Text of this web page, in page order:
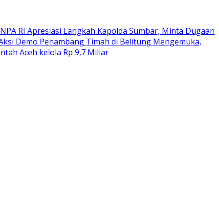
RI Apresiasi Langkah Kapolda Sumbar, Minta Dugaan
Demo Penambang Timah di Belitung Mengemuka,
Aceh kelola Rp 9,7 Miliar